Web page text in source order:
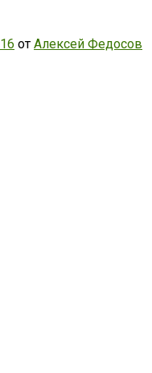
от Алексей Федосов